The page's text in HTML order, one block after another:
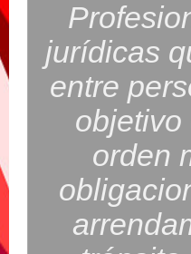
jurídicas
entre
objetivo
orden